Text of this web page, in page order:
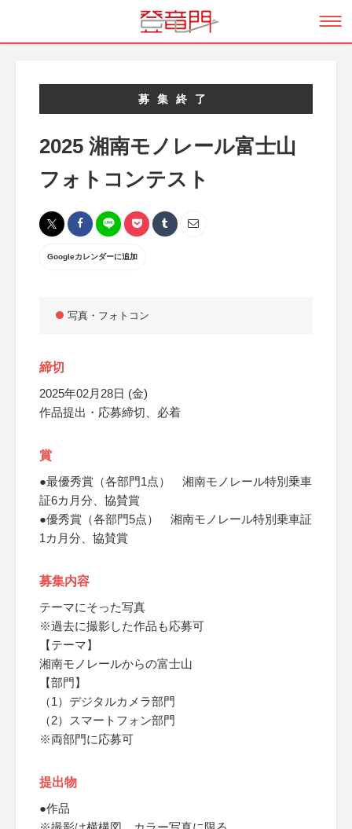
募集終了
2025 湘南モノレール富士山
フォトコンテスト
Googleカレンダーに追加
写真・フォトコン
締切
2025年02月28日 (金)
作品提出・応募締切、必着
賞
●最優秀賞（各部門1点） 湘南モノレール特別乗車
証6カ月分、協賛賞
●優秀賞（各部門5点） 湘南モノレール特別乗車証
1カ月分、協賛賞
募集内容
テーマにそった写真
※過去に撮影した作品も応募可
【テーマ】
湘南モノレールからの富士山
【部門】
（1）デジタルカメラ部門
（2）スマートフォン部門
※両部門に応募可
提出物
●作品